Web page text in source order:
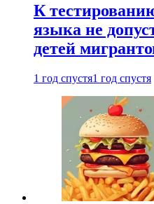
К
языка не
детей
1 год спустя1 год спустя